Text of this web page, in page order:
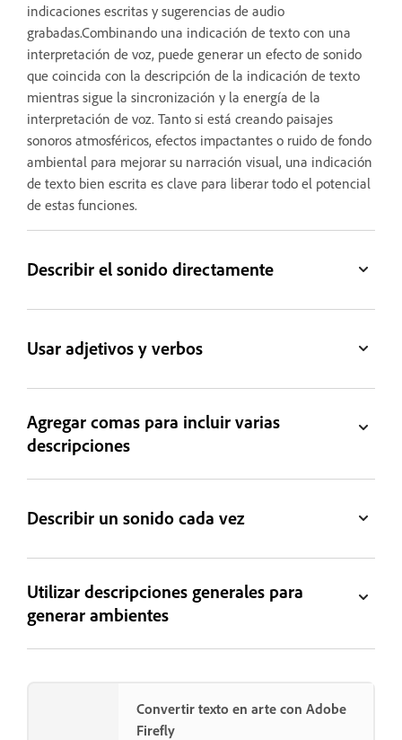
indicaciones escritas y sugerencias de audio
grabadas.Combinando una indicación de texto con una
interpretación de voz, puede generar un efecto de sonido
que coincida con la descripción de la indicación de texto
mientras sigue la sincronización y la energía de la
interpretación de voz. Tanto si está creando paisajes
sonoros atmosféricos, efectos impactantes o ruido de fondo
ambiental para mejorar su narración visual, una indicación
de texto bien escrita es clave para liberar todo el potencial
de estas funciones.
Describir el sonido directamente
Usar adjetivos y verbos
Agregar comas para incluir varias
descripciones
Describir un sonido cada vez
Utilizar descripciones generales para
generar ambientes
Convertir texto en arte con Adobe
Firefly